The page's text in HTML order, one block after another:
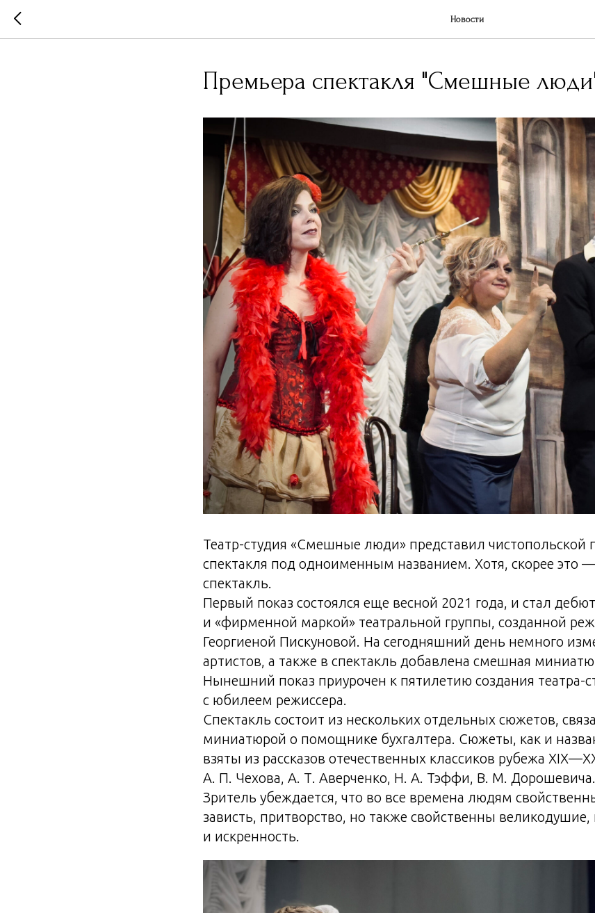
Новости
Премьера спектакля "Смешные
Театр-студия «Смешные люди» представил чистопольской
спектакля под одноименным названием. Хотя, скорее это
спектакль.
Первый показ состоялся еще весной 2021 года, и стал
и «фирменной маркой» театральной группы, созданной
Георгиеной Пискуновой. На сегодняшний день немного
артистов, а также в спектакль добавлена смешная
Нынешний показ приурочен к пятилетию создания театра-
с юбилеем режиссера.
Спектакль состоит из нескольких отдельных сюжетов,
миниатюрой о помощнике бухгалтера. Сюжеты, как и
взяты из рассказов отечественных классиков рубежа
А. П. Чехова, А. Т. Аверченко, Н. А. Тэффи, В. М. Дорошевича.
Зритель убеждается, что во все времена людям
зависть, притворство, но также свойственны
и искренность.